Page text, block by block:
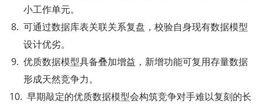
小工作单元。
可通过数据库表关联关系复盘，校验自身现有数据模型
设计优劣。
优质数据模型具备叠加增益，新增功能可复用存量数据
形成天然竞争力。
早期敲定的优质数据模型会构筑竞争对手难以复刻的长